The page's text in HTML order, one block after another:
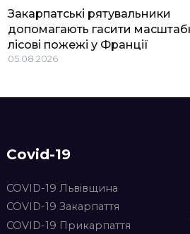
Закарпатські рятувальники
допомагають гасити
лісові пожежі у Франції
05.08.2026
Covid-19
COVID-19 Львівщина
COVID-19 Закарпаття
COVID-19 Прикарпаття